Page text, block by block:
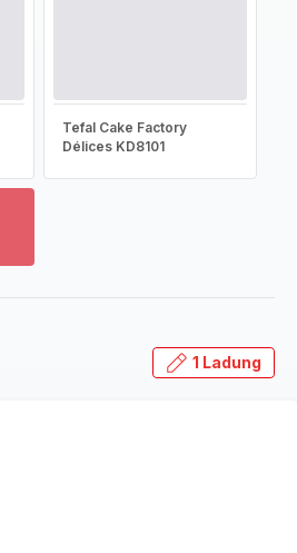
Tefal Cake Factory
Délices KD8101
1 Ladung